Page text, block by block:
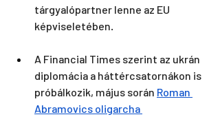
tárgyalópartner lenne az EU
képviseletében.
A Financial Times szerint az ukrán
diplomácia a háttércsatornákon is
próbálkozik, május során Roman
Abramovics oligarcha